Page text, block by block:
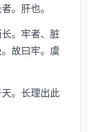
。肝也。
。牢者、脏
故曰牢。虞
。长理出此